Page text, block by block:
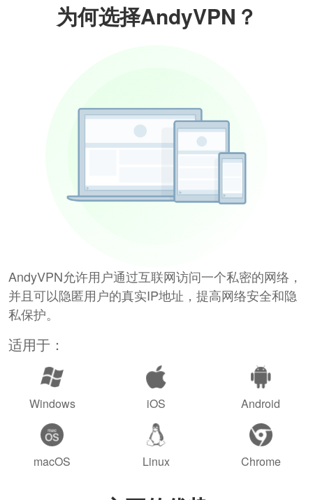
为何选择AndyVPN？
AndyVPN允许用户通过互联网访问一个私密的网络，
并且可以隐匿用户的真实IP地址，提高网络安全和隐
私保护。
适用于：
Windows iOS Android
macOS Linux Chrome